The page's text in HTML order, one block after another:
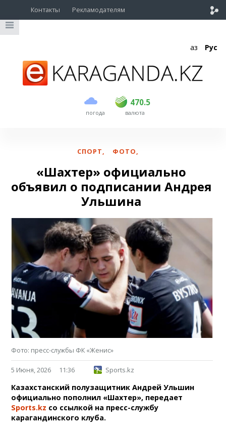
Контакты Рекламодателям
Қаз Рус
погода
470.5
USD 468.5 470.5
EUR валюта
СПОРТ, ФОТО,
«Шахтер» официально
объявил о подписании Андрея
Ульшина
Фото: пресс-службы ФК «Женис»
5 Июня, 2026 11:36 Sports.kz
Казахстанский полузащитник Андрей Ульшин
официально пополнил «Шахтер», передает
Sports.kz со ссылкой на пресс-службу
карагандинского клуба.